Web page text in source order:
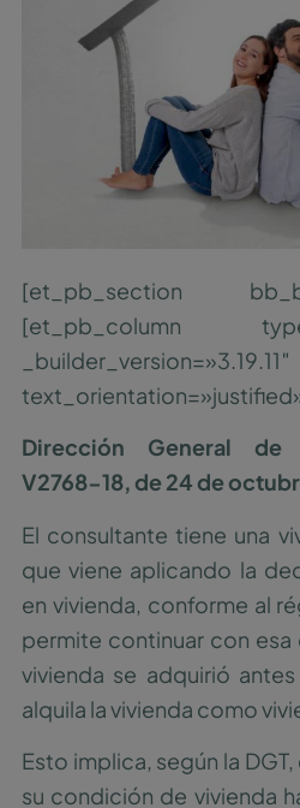
[et_pb_section
[et_pb_column
_builder_version=»3.19.11″
Dirección General de
V2768-18, de 24 de
El consultante tiene una
que viene aplicando la
en vivienda, conforme al
permite continuar con
vivienda se adquirió
alquila la vivienda como
Esto implica, según la
su condición de vivienda